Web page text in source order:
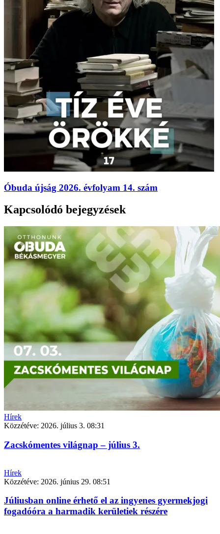
Óbuda újság 2026. évfolyam 14. szám
Kapcsolódó bejegyzések
Hírek
Közzétéve: 2026. július 3. 08:31
Zacskómentes világnap – július 3.
Hírek
Közzétéve: 2026. június 29. 08:51
Júliusban online érhető el az ingyenes gyermekjogi
fogadóóra a harmadik kerületiek részére